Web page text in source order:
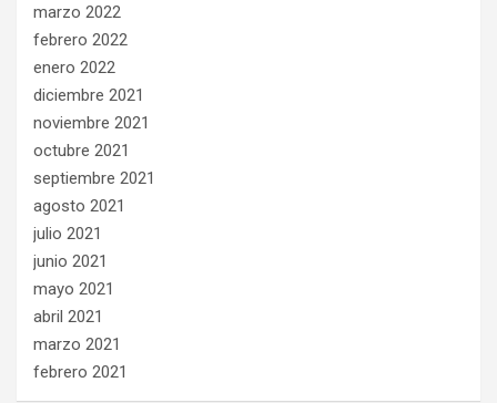
marzo 2022
febrero 2022
enero 2022
diciembre 2021
noviembre 2021
octubre 2021
septiembre 2021
agosto 2021
julio 2021
junio 2021
mayo 2021
abril 2021
marzo 2021
febrero 2021